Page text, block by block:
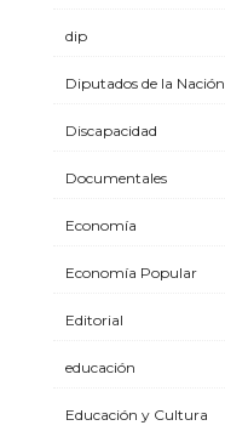
dip
Diputados de la Nación
Discapacidad
Documentales
Economía
Economía Popular
Editorial
educación
Educación y Cultura